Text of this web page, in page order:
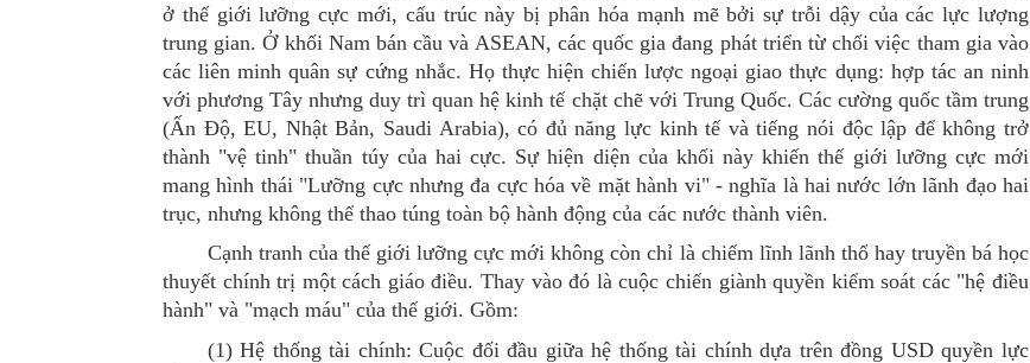
ở thế giới lưỡng cực mới, cấu trúc này bị phân hóa mạnh mẽ bởi sự trỗi dậy của các lực lượng
trung gian. Ở khối Nam bán cầu và ASEAN, các quốc gia đang phát triển từ chối việc tham gia vào
các liên minh quân sự cứng nhắc. Họ thực hiện chiến lược ngoại giao thực dụng: hợp tác an ninh
với phương Tây nhưng duy trì quan hệ kinh tế chặt chẽ với Trung Quốc. Các cường quốc tầm trung
(Ấn Độ, EU, Nhật Bản, Saudi Arabia), có đủ năng lực kinh tế và tiếng nói độc lập để không trở
thành "vệ tinh" thuần túy của hai cực. Sự hiện diện của khối này khiến thế giới lưỡng cực mới
mang hình thái "Lưỡng cực nhưng đa cực hóa về mặt hành vi" - nghĩa là hai nước lớn lãnh đạo hai
trục, nhưng không thể thao túng toàn bộ hành động của các nước thành viên.
Cạnh tranh của thế giới lưỡng cực mới không còn chỉ là chiếm lĩnh lãnh thổ hay truyền bá học
thuyết chính trị một cách giáo điều. Thay vào đó là cuộc chiến giành quyền kiểm soát các "hệ điều
hành" và "mạch máu" của thế giới. Gồm:
(1)Hệ thống tài chính: Cuộc đối đầu giữa hệ thống tài chính dựa trên đồng USD quyền lực